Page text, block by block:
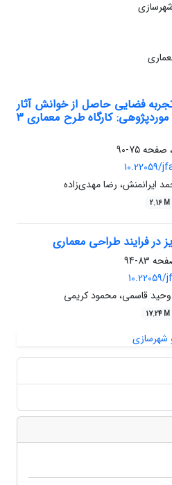
فضایی حاصل از خوانش آثار
سینمایی در طراحی معماری موردپژوهی: کارگاه طرح معماری 3
75-90
10.22059/
ایرانمنش، رضا مهدی‌زاده
2.16 M
در فرایند طراحی معماری
83-94
10.22059/
قاسمی، محمود کریمی
17.24 M